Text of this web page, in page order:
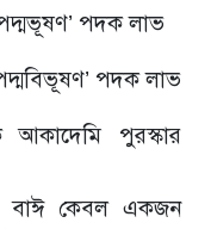
পদক লাভ
পদক লাভ
আকাদেমি পুরস্কার
বাঈ কেবল একজন